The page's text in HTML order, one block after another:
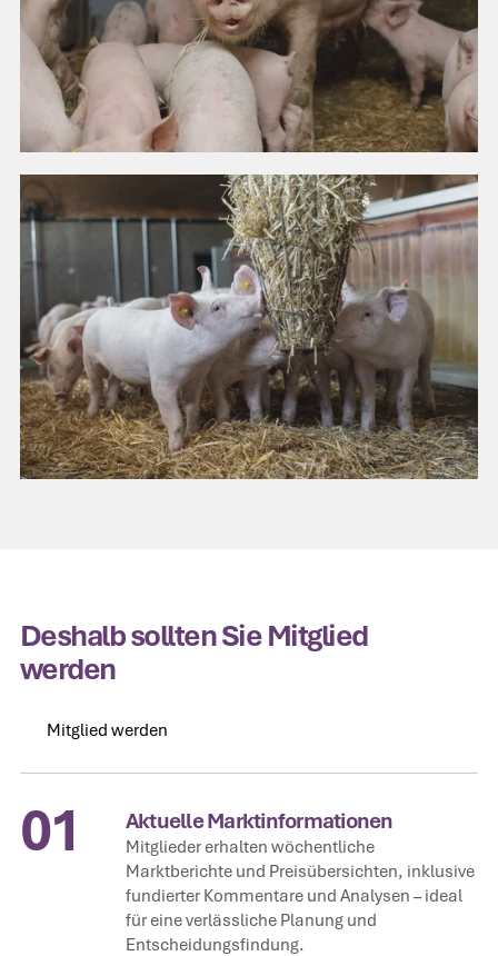
Deshalb sollten Sie Mitglied
werden
Mitglied werden
01 Aktuelle Marktinformationen
Mitglieder erhalten wöchentliche
Marktberichte und Preisübersichten, inklusive
fundierter Kommentare und Analysen – ideal
für eine verlässliche Planung und
Entscheidungsfindung.